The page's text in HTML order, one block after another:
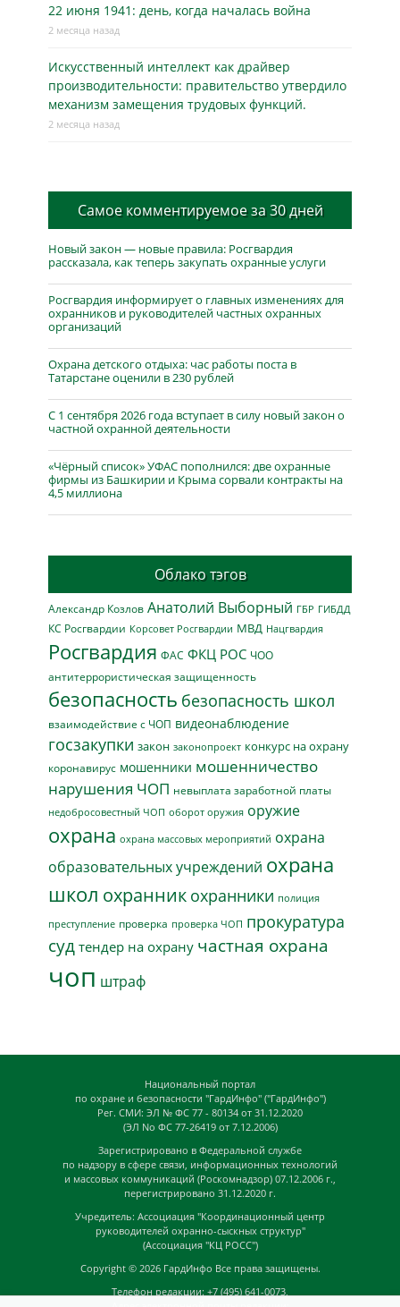
22 июня 1941: день, когда началась война
2 месяца назад
Искусственный интеллект как драйвер
производительности: правительство утвердило
механизм замещения трудовых функций.
2 месяца назад
Самое комментируемое за 30 дней
Новый закон — новые правила: Росгвардия
рассказала, как теперь закупать охранные услуги
Росгвардия информирует о главных изменениях для
охранников и руководителей частных охранных
организаций
Охрана детского отдыха: час работы поста в
Татарстане оценили в 230 рублей
С 1 сентября 2026 года вступает в силу новый закон о
частной охранной деятельности
«Чёрный список» УФАС пополнился: две охранные
фирмы из Башкирии и Крыма сорвали контракты на
4,5 миллиона
Облако тэгов
Александр Козлов Анатолий Выборный ГБР ГИБДД
КС Росгвардии Корсовет Росгвардии МВД Нацгвардия
Росгвардия ФАС ФКЦ РОС ЧОО
антитеррористическая защищенность
безопасность безопасность школ
взаимодействие с ЧОП видеонаблюдение
госзакупки закон законопроект конкурс на охрану
коронавирус мошенники мошенничество
нарушения ЧОП невыплата заработной платы
недобросовестный ЧОП оборот оружия оружие
охрана охрана массовых мероприятий охрана
образовательных учреждений охрана
школ охранник охранники полиция
преступление проверка проверка ЧОП прокуратура
суд тендер на охрану частная охрана
чоп штраф
Национальный портал
по охране и безопасности "ГардИнфо" ("ГардИнфо")
Рег. СМИ: ЭЛ № ФС 77 - 80134 от 31.12.2020
(ЭЛ No ФС 77-26419 от 7.12.2006)
Зарегистрировано в Федеральной службе
по надзору в сфере связи, информационных технологий
и массовых коммуникаций (Роскомнадзор) 07.12.2006 г.,
перегистрировано 31.12.2020 г.
Учредитель: Ассоциация "Координационный центр
руководителей охранно-сыскных структур"
(Ассоциация "КЦ РОСС")
Copyright © 2026 ГардИнфо Все права защищены.
Телефон редакции: +7 (495) 641-0073,